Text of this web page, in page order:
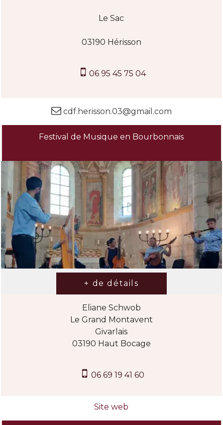
Le Sac
03190 Hérisson
06 95 45 75 04
cdf.herisson.03@gmail.com
Festival de Musique en Bourbonnais
Eliane Schwob
Le Grand Montavent
Givarlais
03190 Haut Bocage
06 69 19 41 60